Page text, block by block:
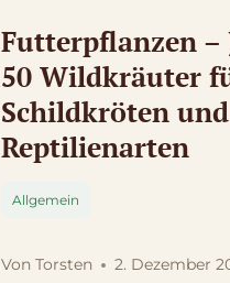
Allgemein
Futterpflanzen –
50 Wildkräuter
Schildkröten
Reptilienarten
Von Torsten 2. Dezember